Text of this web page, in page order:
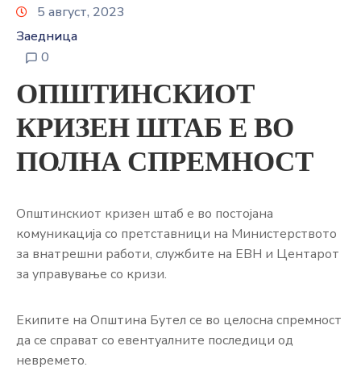
УРБАНИЗАМ
ОДНОСИ
ЈАВНОСТ
КОНТАКТ
5 август, 2023
Заедница
0
ОПШТИНСКИОТ
КРИЗЕН ШТАБ Е ВО
ПОЛНА СПРЕМНОСТ
Општинскиот кризен штаб е во постојана
комуникација со претставници на Министерството
за внатрешни работи, службите на ЕВН и Центарот
за управување со кризи.
Екипите на Општина Бутел се во целосна спремност
да се справат со евентуалните последици од
невремето.